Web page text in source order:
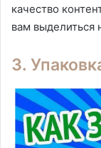
качество
вам выделиться
3.